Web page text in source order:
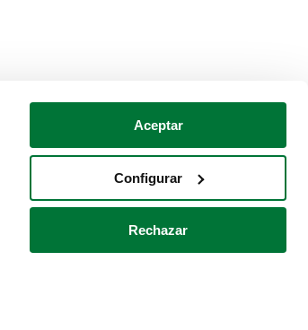
Aceptar
Configurar
Rechazar